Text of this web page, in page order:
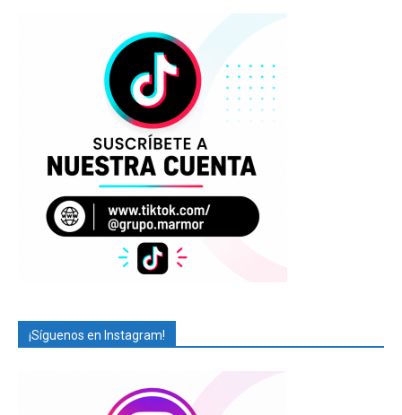
¡Síguenos en Instagram!